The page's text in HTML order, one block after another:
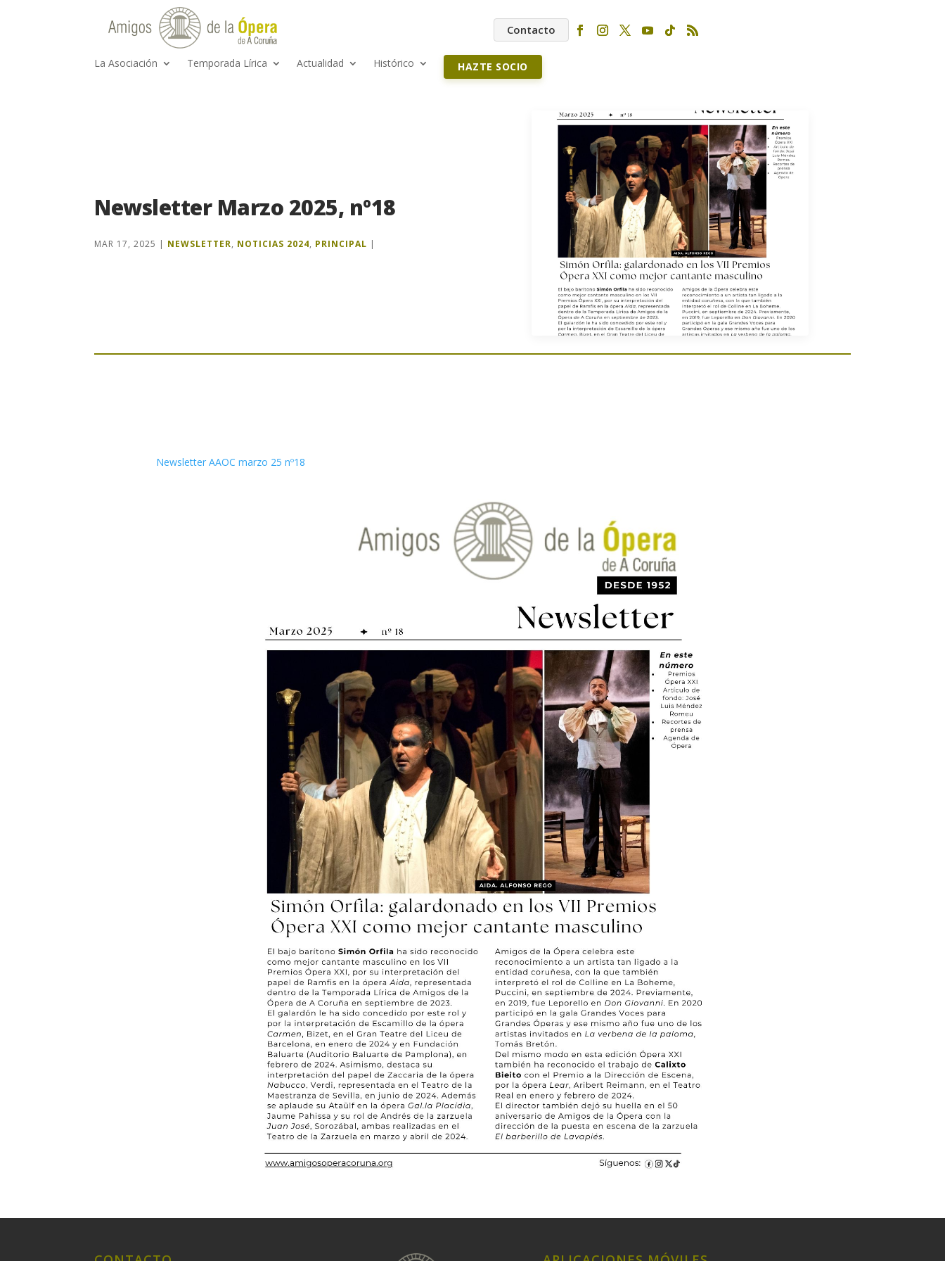
Contacto
La Asociación Temporada Lírica Actualidad Histórico HAZTE SOCIO
Newsletter Marzo 2025, nº18
MAR 17, 2025 | NEWSLETTER, NOTICIAS 2024, PRINCIPAL |
Newsletter AAOC marzo 25 nº18